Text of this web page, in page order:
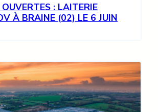
: LAITERIE
À BRAINE (02) LE 6 JUIN